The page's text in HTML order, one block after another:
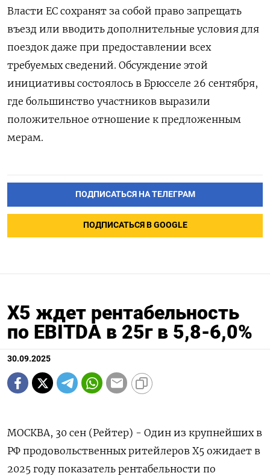
Власти ЕС сохранят за собой право запрещать
въезд или вводить дополнительные условия для
поездок даже при предоставлении всех
требуемых сведений. Обсуждение этой
инициативы состоялось в Брюсселе 26 сентября,
где большинство участников выразили
положительное отношение к предложенным
мерам.
ПОДПИСАТЬСЯ НА ТЕЛЕГРАМ
ПОДПИСАТЬСЯ В GOOGLE
X5 ждет рентабельность
по EBITDA в 25г в 5,8-6,0%
30.09.2025
МОСКВА, 30 сен (Рейтер) - Один из крупнейших в
РФ продовольственных ритейлеров X5 ожидает в
2025 году показатель рентабельности по